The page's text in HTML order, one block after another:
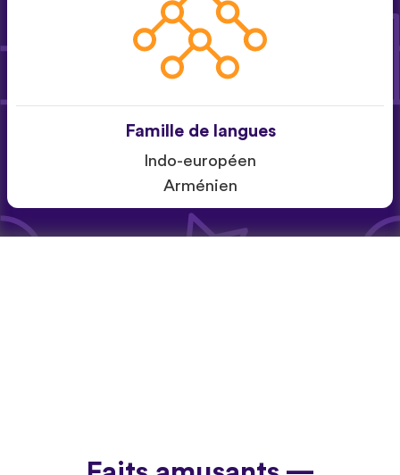
Famille de langues
Indo-européen
Arménien